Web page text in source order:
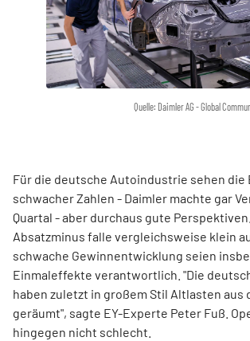
Quelle: Daimler AG - Global
Für die deutsche Autoindustrie sehen
schwacher Zahlen - Daimler machte gar
Quartal - aber durchaus gute
Absatzminus falle vergleichsweise klein
schwache Gewinnentwicklung seien
Einmaleffekte verantwortlich. "Die
haben zuletzt in großem Stil Altlasten aus
geräumt", sagte EY-Experte Peter Fuß.
hingegen nicht schlecht.